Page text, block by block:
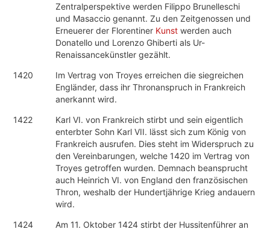
Zentralperspektive werden Filippo Brunelleschi
und Masaccio genannt. Zu den Zeitgenossen und
Erneuerer der Florentiner Kunst werden auch
Donatello und Lorenzo Ghiberti als Ur-
Renaissancekünstler gezählt.
1420
Im Vertrag von Troyes erreichen die siegreichen
Engländer, dass ihr Thronanspruch in Frankreich
anerkannt wird.
1422
Karl VI. von Frankreich stirbt und sein eigentlich
enterbter Sohn Karl VII. lässt sich zum König von
Frankreich ausrufen. Dies steht im Widerspruch zu
den Vereinbarungen, welche 1420 im Vertrag von
Troyes getroffen wurden. Demnach beansprucht
auch Heinrich VI. von England den französischen
Thron, weshalb der Hundertjährige Krieg andauern
wird.
1424
Am 11. Oktober 1424 stirbt der Hussitenführer an